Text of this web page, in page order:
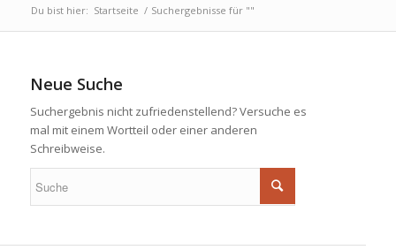
Du bist hier: Startseite / Suchergebnisse für ""
Neue Suche
Suchergebnis nicht zufriedenstellend? Versuche es
mal mit einem Wortteil oder einer anderen
Schreibweise.